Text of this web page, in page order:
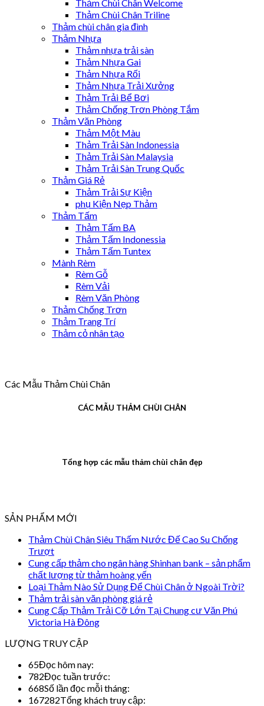
Thảm Chùi Chân Welcome
Thảm Chùi Chân Triline
Thảm chùi chân gia đình
Thảm Nhựa
Thảm nhựa trải sàn
Thảm Nhựa Gai
Thảm Nhựa Rối
Thảm Nhựa Trải Xưởng
Thảm Trải Bể Bơi
Thảm Chống Trơn Phòng Tắm
Thảm Văn Phòng
Thảm Một Màu
Thảm Trải Sàn Indonessia
Thảm Trải Sàn Malaysia
Thảm Trải Sàn Trung Quốc
Thảm Giá Rẻ
Thảm Trải Sự Kiện
phụ Kiện Nẹp Thảm
Thảm Tấm
Thảm Tấm BA
Thảm Tấm Indonessia
Thảm Tấm Tuntex
Mành Rèm
Rèm Gỗ
Rèm Vải
Rèm Văn Phòng
Thảm Chống Trơn
Thảm Trang Trí
Thảm cỏ nhân tạo
Các Mẫu Thảm Chùi Chân
CÁC MẪU THẢM CHÙI CHÂN
Tổng hợp các mẫu thảm chùi chân đẹp
SẢN PHẨM MỚI
Thảm Chùi Chân Siêu Thấm Nước Đế Cao Su Chống
Trượt
Cung cấp thảm cho ngân hàng Shinhan bank – sản phẩm
chất lượng từ thảm hoàng yến
Loại Thảm Nào Sử Dụng Để Chùi Chân ở Ngoài Trời?
Thảm trải sàn văn phòng giá rẻ
Cung Cấp Thảm Trải Cỡ Lớn Tại Chung cư Văn Phú
Victoria Hà Đông
LƯỢNG TRUY CẬP
65Đọc hôm nay:
782Đọc tuần trước:
668Số lần đọc mỗi tháng:
167282Tổng khách truy cập: